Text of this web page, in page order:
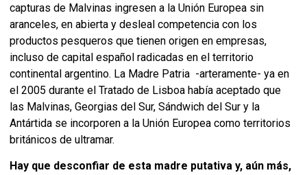
capturas de Malvinas ingresen a la Unión Europea sin
aranceles, en abierta y desleal competencia con los
productos pesqueros que tienen origen en empresas,
incluso de capital español radicadas en el territorio
continental argentino. La Madre Patria -arteramente- ya en
el 2005 durante el Tratado de Lisboa había aceptado que
las Malvinas, Georgias del Sur, Sándwich del Sur y la
Antártida se incorporen a la Unión Europea como territorios
británicos de ultramar.
Hay que desconfiar de esta madre putativa y, aún más,